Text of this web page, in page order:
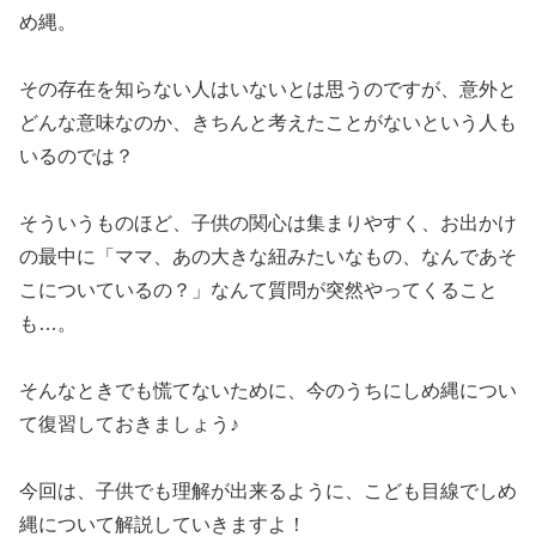
め縄。
その存在を知らない人はいないとは思うのですが、意外と
どんな意味なのか、きちんと考えたことがないという人も
いるのでは？
そういうものほど、子供の関心は集まりやすく、お出かけ
の最中に「ママ、あの大きな紐みたいなもの、なんであそ
こについているの？」なんて質問が突然やってくること
も…。
そんなときでも慌てないために、今のうちにしめ縄につい
て復習しておきましょう♪
今回は、子供でも理解が出来るように、こども目線でしめ
縄について解説していきますよ！